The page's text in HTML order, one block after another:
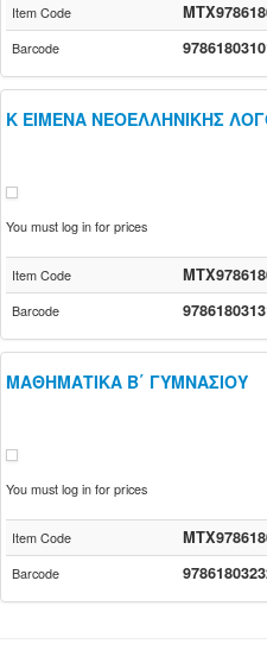
Item Code
Barcode
K ΕΙΜΕΝΑ ΝΕΟΕΛΛΗΝΙΚΗΣ
You must log in for prices
Item Code
Barcode
ΜΑΘΗΜΑΤΙΚΑ Β΄ ΓΥΜΝΑΣΙΟΥ
You must log in for prices
Item Code
Barcode